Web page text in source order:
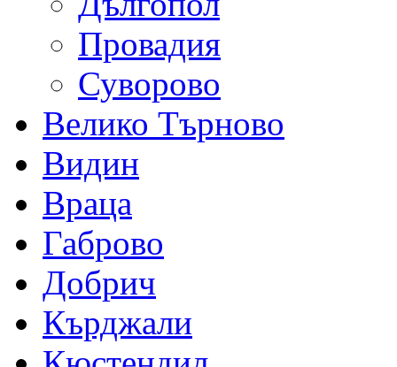
Провадия
Суворово
Велико Търново
Видин
Враца
Габрово
Добрич
Кърджали